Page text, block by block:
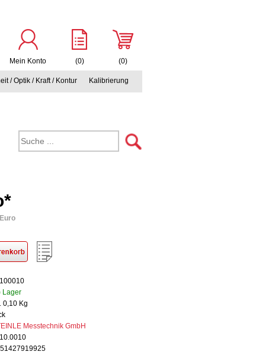
Mein Konto (0) (0)
/ Optik / Kraft / Kontur Kalibrierung
Lager
0,10 Kg
Messtechnik GmbH